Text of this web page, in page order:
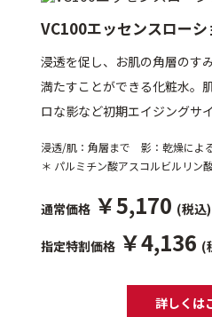
VC100エッセンスローシ
浸透を促し、お肌の角層のす
満たすことができる化粧水。
ロな影など初期エイジングサ
浸透/肌：角層まで 影：乾燥によ
＊ パルミチン酸アスコルビルリン
通常価格 ￥5,170 (税込)
指定特割価格 ￥4,136 (
詳しくは